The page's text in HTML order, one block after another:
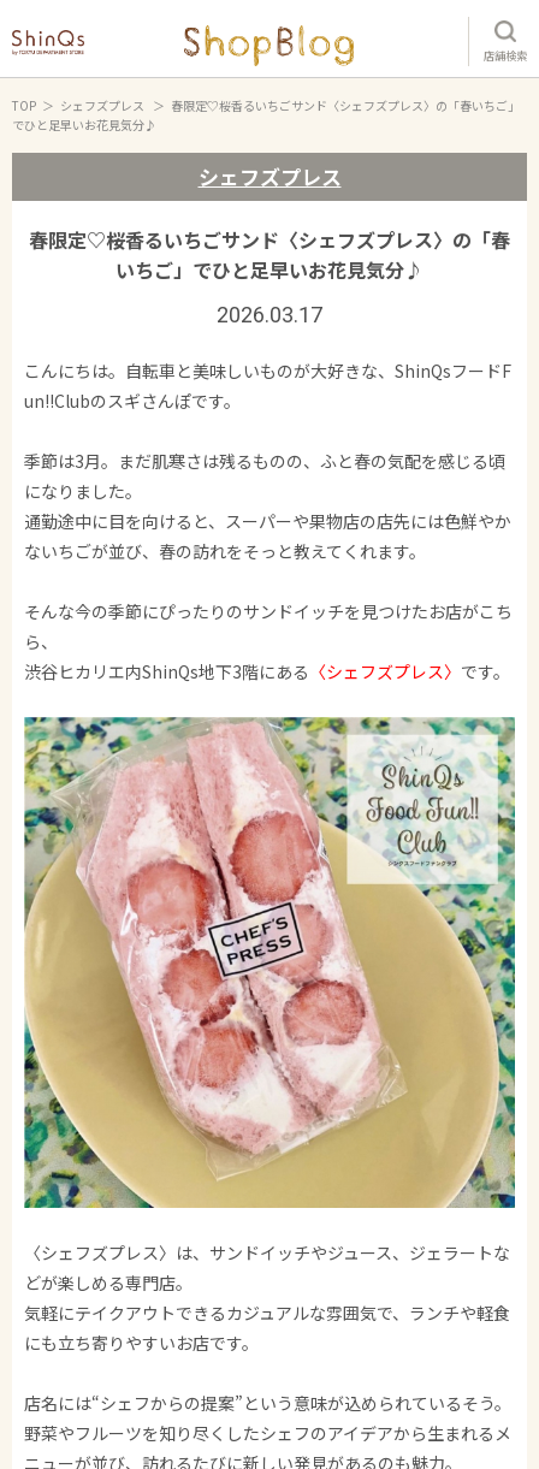
店舗検索
TOP シェフズプレス
春限定♡桜香るいちごサンド〈シェフズプレス〉の「春いちご」
でひと足早いお花見気分♪
シェフズプレス
春限定♡桜香るいちごサンド〈シェフズプレス〉の「春
いちご」でひと足早いお花見気分♪
2026.03.17
こんにちは。自転車と美味しいものが大好きな、ShinQsフードF
un!!Clubのスギさんぽです。
季節は3月。まだ肌寒さは残るものの、ふと春の気配を感じる頃
になりました。
通勤途中に目を向けると、スーパーや果物店の店先には色鮮やか
ないちごが並び、春の訪れをそっと教えてくれます。
そんな今の季節にぴったりのサンドイッチを見つけたお店がこち
ら、
渋谷ヒカリエ内ShinQs地下3階にある 〈シェフズプレス〉 です。
〈シェフズプレス〉は、サンドイッチやジュース、ジェラートな
どが楽しめる専門店。
気軽にテイクアウトできるカジュアルな雰囲気で、ランチや軽食
にも立ち寄りやすいお店です。
店名には“シェフからの提案”という意味が込められているそう。
野菜やフルーツを知り尽くしたシェフのアイデアから生まれるメ
ニューが並び、訪れるたびに新しい発見があるのも魅力。